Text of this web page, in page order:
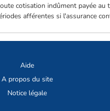
cotisation indûment payée
afférentes si l'assurance
Aide
A propos du site
Notice légale